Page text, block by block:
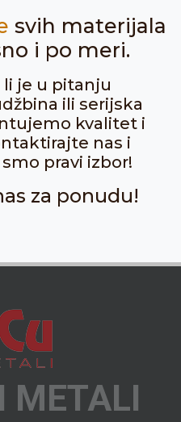
svih materijala
i po meri.
li je u pitanju
ili serijska
kvalitet i
nas i
pravi izbor!
za ponudu!
METALI